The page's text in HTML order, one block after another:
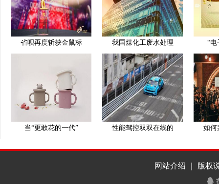
省呗再度斩获金鼠标 我国煤化工废水处理 “电
当“更敢花的一代” 性能驾控双双在线的 如何
网站介绍 ｜ 版权